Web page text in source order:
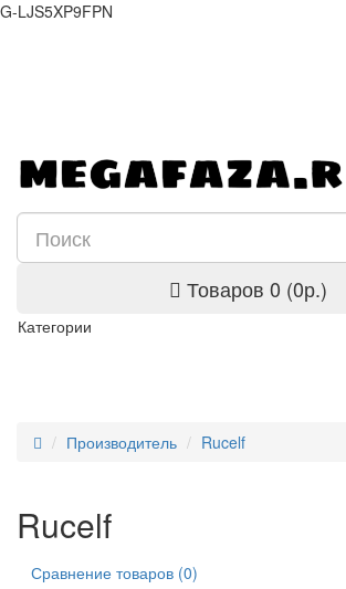
G-LJS5XP9FPN
Товаров 0 (0р.)
Категории
Производитель Rucelf
Rucelf
Сравнение товаров (0)